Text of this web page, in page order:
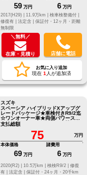
59 万円 6 万円
2017(H29) |
11.9万km |
検車検整備付 |
修復有 | 法定含 | 保証付・12ヶ月・距離
無制限
＼無料／
在庫・見積り 店舗に電話
お気に入り追加
現在 1 人が追加済
スズキ
スペーシア ハイブリッドXアップグ
レードパッケージ★車検付きR9/2迄
☆ワンオーナー車★両側パワースラ
イド☆スマートキー★早い者勝ち☆
●他店にてローンNGだったお客様で
もお気軽にご相談ください●LINE
ID[@805icatl]
支払総額
75
万円
本体価格
69 万円
諸費用
6 万円
修復
有 | 法定含 | 保証付・24ヶ月・20千km